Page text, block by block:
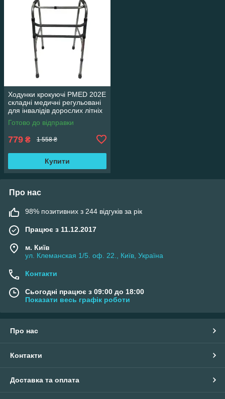
Ходунки крокуючі PMED 202E
складні медичні регульовані
для інвалідів дорослих літніх
Готово до відправки
779 ₴ 1 558 ₴
Купити
Про нас
98% позитивних з 244 відгуків за рік
Працює з 11.12.2017
м. Київ
ул. Клеманская 1/5. оф. 22., Київ, Україна
Контакти
Сьогодні працює з 09:00 до 18:00
Показати весь графік роботи
Про нас
Контакти
Доставка та оплата